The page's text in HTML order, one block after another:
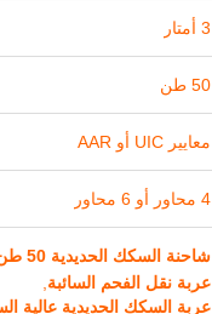
3 أمتار
50 طن
معايير UIC أو AAR
4 محاور أو 6 محاور
شاحنة السكك الحديدية 50 طن
عربة نقل الفحم السائبة